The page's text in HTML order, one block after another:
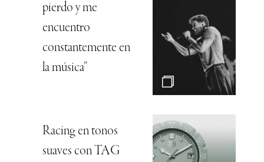
pierdo y me
encuentro
constantemente en
la música”
Racing en tonos
suaves con TAG